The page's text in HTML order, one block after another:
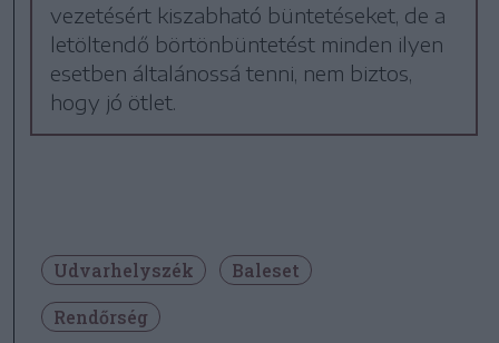
vezetésért kiszabható büntetéseket, de a
letöltendő börtönbüntetést minden ilyen
esetben általánossá tenni, nem biztos,
hogy jó ötlet.
Udvarhelyszék
Baleset
Rendőrség